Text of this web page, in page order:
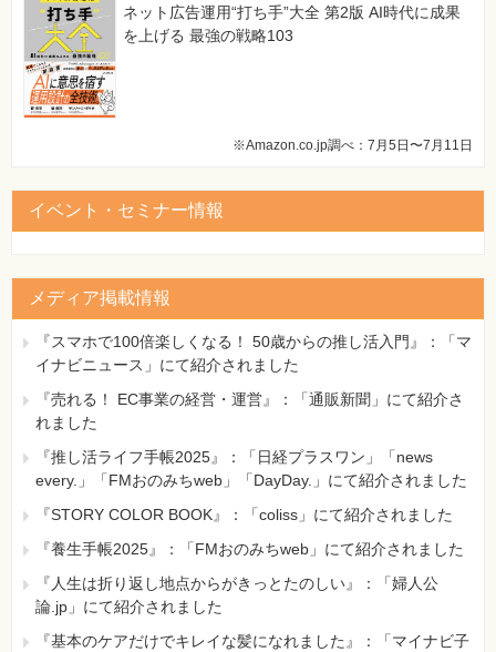
ョンの対象となる
【 第2刷にて修正 】
172ページ 問14の選択肢G
[誤]
【 第8刷にて修正 】
[誤]
……5行目で作ったインスタンスだけ……
[正]
……4行目で作ったインスタンスだけ……
218ページ 解答解説の1行目（→181ページのコード6行目）
[誤]
System.out.println(num);
System.out.println(new Child().num);
【 第12刷にて修正 】
227ページ 問題4：2個目のコードの1行目の行番号
[誤]
.1.
ネット広告運用“打ち手”大全 第2版 AI時代に成果
を上げる 最強の戦略103
※Amazon.co.jp調べ：7月5日〜7月11日
イベント・セミナー情報
メディア掲載情報
『スマホで100倍楽しくなる！ 50歳からの推し活入門』：「マ
イナビニュース」にて紹介されました
『売れる！ EC事業の経営・運営』：「通販新聞」にて紹介さ
れました
『推し活ライフ手帳2025』：「日経プラスワン」「news
every.」「FMおのみちweb」「DayDay.」にて紹介されました
『STORY COLOR BOOK』：「coliss」にて紹介されました
『養生手帳2025』：「FMおのみちweb」にて紹介されました
『人生は折り返し地点からがきっとたのしい』：「婦人公
論.jp」にて紹介されました
『基本のケアだけでキレイな髪になれました』：「マイナビ子